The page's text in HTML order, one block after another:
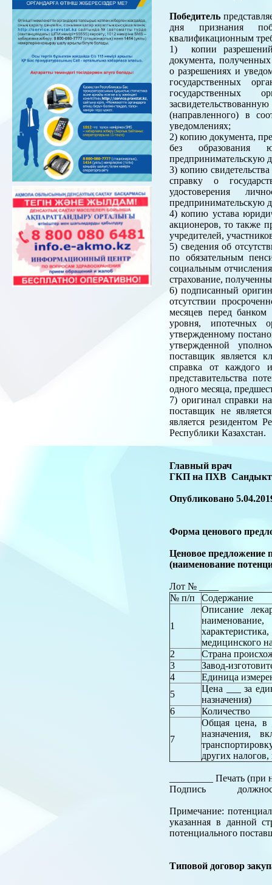
Победитель
дня признания
квалификационным
1) копии разрешений
документа, полученных
о разрешениях и
государственных
государственных
(направленного) в
уведомлениях;
2) копию документа,
без образования
предпринимательскую
3) копию
справку о
удостоверения
предпринимательскую
4) копию устава
акционеров, то также
учредителей,
5) сведения об
по обязательным
социальным
страхование,
6) подписанный
отсутствии
месяцев перед банком
уровня, ипотечных
утвержденному
утвержденной
поставщик является
справка от каждого
представительства
одного месяца,
7) оригинал справки
поставщик не
является резидентом
Республики Казахстан.
Главный врач
ГКП на ПХВ
Опубликовано
Форма ценового
Ценовое предложение
(наименование
Лот № ____
№ п/п
Содержание
1
Описание
медицинского
2
Страна
3
Завод-
4
Единица
5
Цена ___ за
назначения)
6
Количество
7
Общая цена, в
назначения,
других
_________ Печать
Подпись должность,
Примечание:
указанная в данной
потенциального
Типовой договор